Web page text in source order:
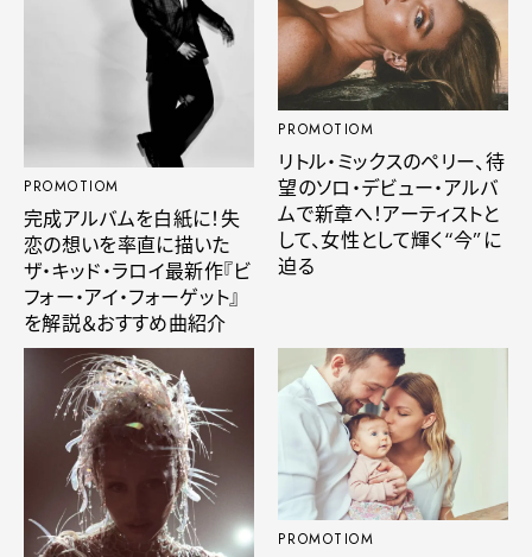
PROMOTIOM
完成アルバムを白紙に！失
恋の想いを率直に描いた
ザ・キッド・ラロイ最新作『ビ
フォー・アイ・フォーゲット』
を解説＆おすすめ曲紹介
PROMOTIOM
リトル・ミックスのペリー、待
望のソロ・デビュー・アルバ
ムで新章へ！アーティストと
して、女性として輝く“今”に
迫る
PROMOTIOM